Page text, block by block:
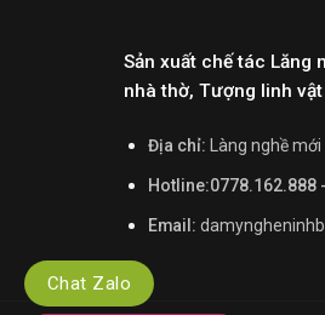
Sản xuất chế tác Lăng
nhà thờ, Tượng linh
Địa chỉ: Làng nghề mới
Hotline:0778.162.888
Email:
Chat Zalo